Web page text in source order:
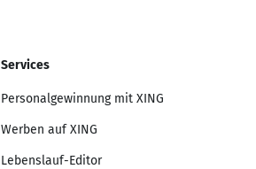
Services
Personalgewinnung mit XING
Werben auf XING
Lebenslauf-Editor